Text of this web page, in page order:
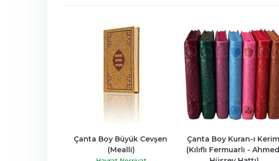
Çanta Boy Büyük Cevşen
(Mealli)
Çanta Boy Kuran-ı Kerim
(Kılıflı Fermuarlı - Ahmed